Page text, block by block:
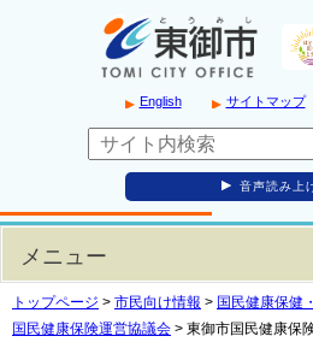
English サイトマップ
音声読み上
メニュー
トップページ > 市民向け情報 > 国民健康保健
国民健康保険運営協議会 > 東御市国民健康保